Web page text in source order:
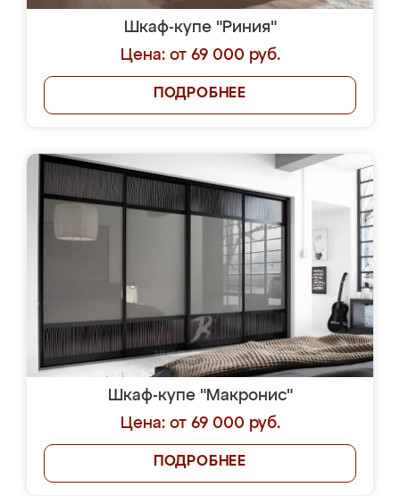
Шкаф-купе "Риния"
Цена: от 69 000 руб.
ПОДРОБНЕЕ
Шкаф-купе "Макронис"
Цена: от 69 000 руб.
ПОДРОБНЕЕ